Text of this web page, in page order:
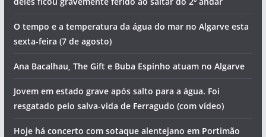
O tempo e a temperatura da água do mar no Algarve esta
sexta-feira (7 de agosto)
Ana Bacalhau, The Gift e Buba Espinho atuam no Algarve
Jovem em estado grave após salto para a água. Foi
resgatado pelo salva-vida de Ferragudo (com vídeo)
Hoje há concerto com sotaque alentejano em Portimão